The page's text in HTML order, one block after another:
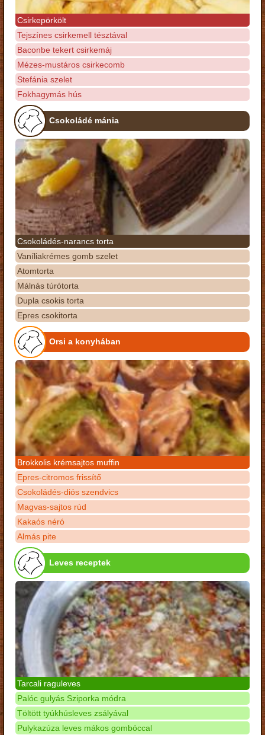
Csirkepörkölt
Tejszínes csirkemell tésztával
Baconbe tekert csirkemáj
Mézes-mustáros csirkecomb
Stefánia szelet
Fokhagymás hús
Csokoládé mánia
Csokoládés-narancs torta
Vaníliakrémes gomb szelet
Atomtorta
Málnás túrótorta
Dupla csokis torta
Epres csokitorta
Orsi a konyhában
Brokkolis krémsajtos muffin
Epres-citromos frissítő
Csokoládés-diós szendvics
Magvas-sajtos rúd
Kakaós néró
Almás pite
Leves receptek
Tarcali raguleves
Palóc gulyás Sziporka módra
Töltött tyúkhúsleves zsályával
Pulykazúza leves mákos gombóccal